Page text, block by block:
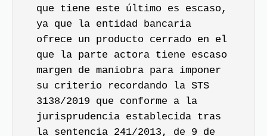
que tiene este último es escaso,
ya que la entidad bancaria
ofrece un producto cerrado en el
que la parte actora tiene escaso
margen de maniobra para imponer
su criterio recordando la STS
3138/2019 que conforme a la
jurisprudencia establecida tras
la sentencia 241/2013, de 9 de